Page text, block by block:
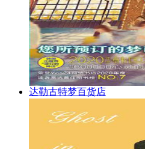
达勒古特梦百货店